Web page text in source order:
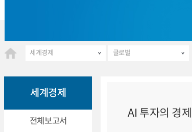
세계경제 글로벌
세계경제
전체보고서
AI 투자의 경